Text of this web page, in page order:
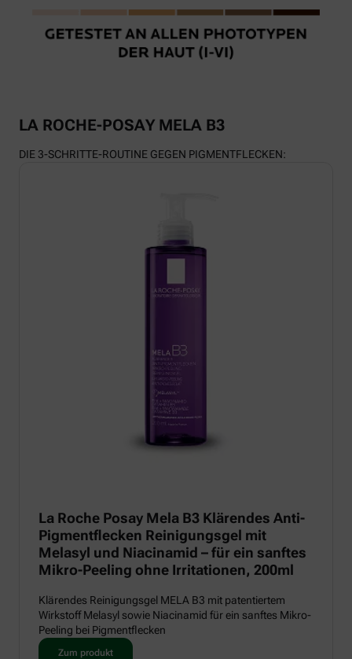
LA ROCHE-POSAY MELA B3
DIE 3-SCHRITTE-ROUTINE GEGEN PIGMENTFLECKEN:
La Roche Posay Mela B3 Klärendes Anti-
Pigmentflecken Reinigungsgel mit
Melasyl und Niacinamid – für ein sanftes
Mikro-Peeling ohne Irritationen, 200ml
Klärendes Reinigungsgel MELA B3 mit patentiertem
Wirkstoff Melasyl sowie Niacinamid für ein sanftes Mikro-
Peeling bei Pigmentflecken
Zum produkt